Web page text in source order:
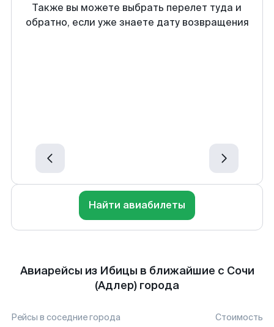
Также вы можете выбрать перелет туда и
обратно, если уже знаете дату возвращения
Найти авиабилеты
Авиарейсы из Ибицы в ближайшие с Сочи
(Адлер) города
Рейсы в соседние города Стоимость